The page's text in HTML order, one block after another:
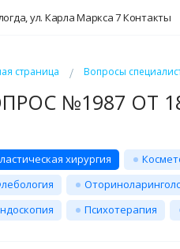
ул. Карла Маркса 7Контакты
страница Вопросы
№1987 ОТ
хирургия
Психотерапия